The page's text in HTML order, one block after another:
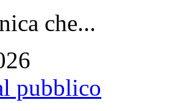
che...
pubblico